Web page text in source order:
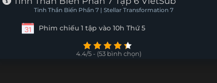
Tinh Thần Biến Phần 7 | Stellar Transformation 7
Phim chiếu 1 tập vào 10h Thứ 5
4.4/5 - (53 bình chọn)